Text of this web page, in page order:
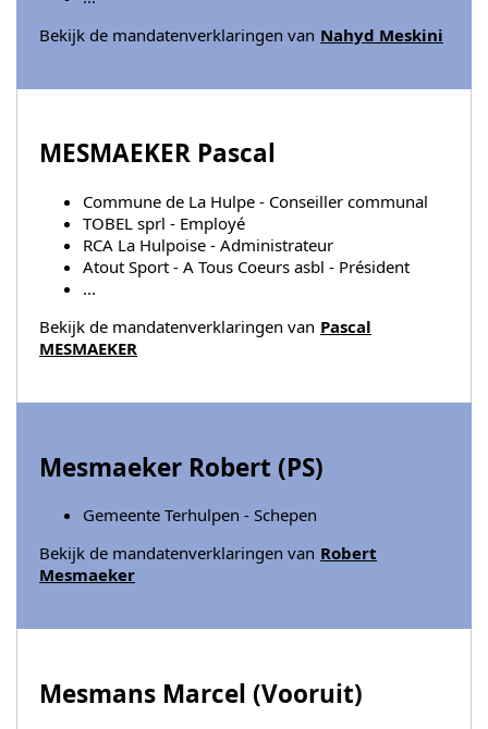
Bekijk de mandatenverklaringen van Nahyd Meskini
MESMAEKER Pascal
Commune de La Hulpe - Conseiller communal
TOBEL sprl - Employé
RCA La Hulpoise - Administrateur
Atout Sport - A Tous Coeurs asbl - Président
...
Bekijk de mandatenverklaringen van Pascal
MESMAEKER
Mesmaeker Robert (PS)
Gemeente Terhulpen - Schepen
Bekijk de mandatenverklaringen van Robert
Mesmaeker
Mesmans Marcel (Vooruit)